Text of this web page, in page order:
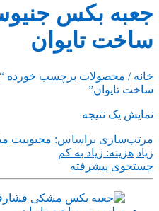
جعبه بکس
ساخت تایوان
خانه / محصولات برچسب خورده
ساخت تایوان”
نمایش یک نتیجه
مرتب‌سازی براساس: محبوبیت
زیاد هزینه: زیاد به کم
جستجوی پیشرفته